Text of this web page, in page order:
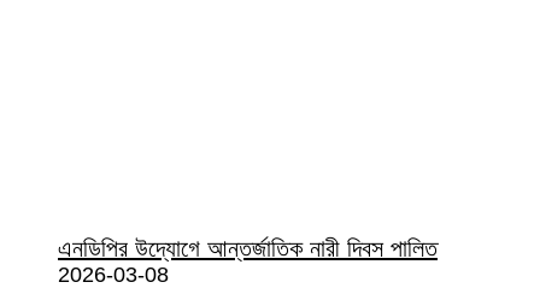
এনডিপির উদ্যোগে আন্তর্জাতিক নারী দিবস পালিত
2026-03-08